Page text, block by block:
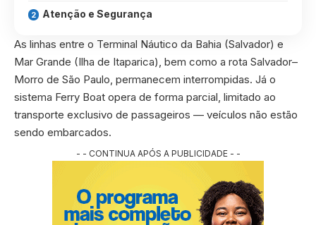
Atenção e Segurança
As linhas entre o Terminal Náutico da Bahia (Salvador) e
Mar Grande (Ilha de Itaparica), bem como a rota Salvador–
Morro de São Paulo, permanecem interrompidas. Já o
sistema Ferry Boat opera de forma parcial, limitado ao
transporte exclusivo de passageiros — veículos não estão
sendo embarcados.
- - CONTINUA APÓS A PUBLICIDADE - -